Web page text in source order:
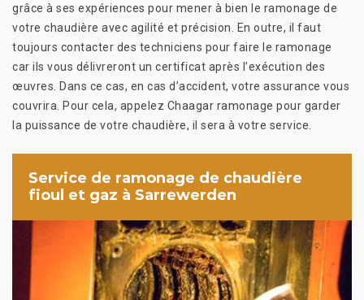
grâce à ses expériences pour mener à bien le ramonage de
votre chaudière avec agilité et précision. En outre, il faut
toujours contacter des techniciens pour faire le ramonage
car ils vous délivreront un certificat après l’exécution des
œuvres. Dans ce cas, en cas d’accident, votre assurance vous
couvrira. Pour cela, appelez Chaagar ramonage pour garder
la puissance de votre chaudière, il sera à votre service.
Service de ramonage de chaudière
fioul et gaz à Sarrewerden